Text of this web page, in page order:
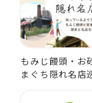
もみじ饅頭・
まぐち隠れ名店